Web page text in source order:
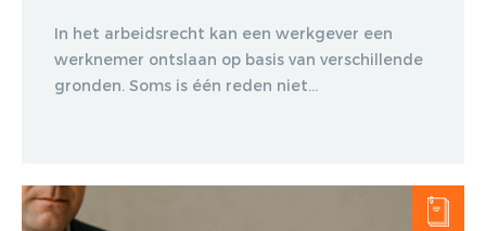
In het arbeidsrecht kan een werkgever een
werknemer ontslaan op basis van verschillende
gronden. Soms is één reden niet...